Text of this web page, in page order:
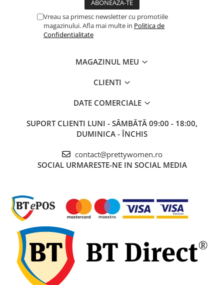
Vreau sa primesc newsletter cu promotiile
magazinului. Afla mai multe in Politica de
Confidentialitate
MAGAZINUL MEU
CLIENTI
DATE COMERCIALE
SUPORT CLIENTI LUNI - SÂMBĂTĂ 09:00 - 18:00,
DUMINICA - ÎNCHIS
contact@prettywomen.ro
SOCIAL URMARESTE-NE IN SOCIAL MEDIA